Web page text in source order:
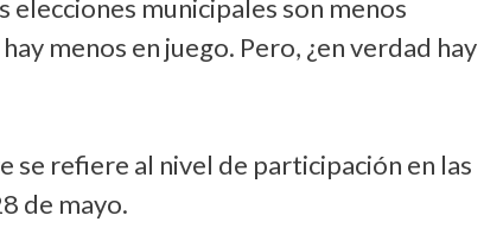
municipales son menos
menos en juego. Pero, ¿en verdad hay
refiere al nivel de participación en las
de mayo.